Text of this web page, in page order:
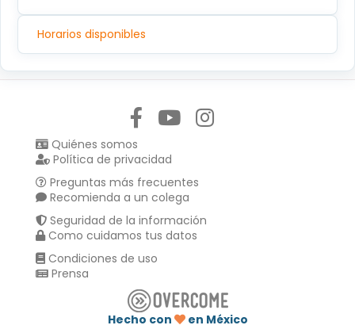
Horarios disponibles
Quiénes somos
Política de privacidad
Preguntas más frecuentes
Recomienda a un colega
Seguridad de la información
Como cuidamos tus datos
Condiciones de uso
Prensa
Hecho con en México